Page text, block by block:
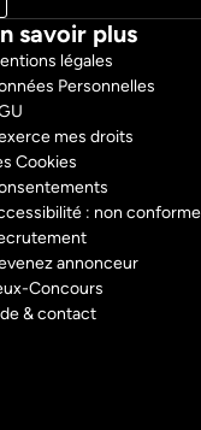
savoir plus
légales
Personnelles
mes droits
Cookies
: non conforme
annonceur
Concours
& contact